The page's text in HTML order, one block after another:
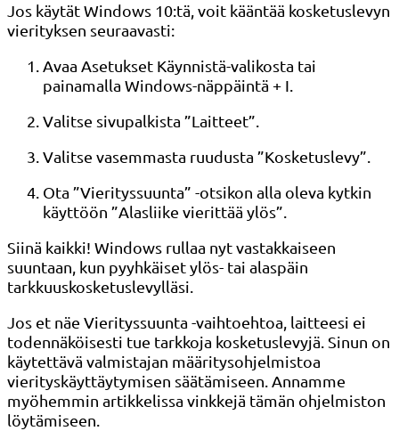
Jos käytät Windows 10:tä, voit kääntää kosketuslevyn
vierityksen seuraavasti:
Avaa Asetukset Käynnistä-valikosta tai
painamalla Windows-näppäintä + I.
Valitse sivupalkista ”Laitteet”.
Valitse vasemmasta ruudusta ”Kosketuslevy”.
Ota ”Vierityssuunta” -otsikon alla oleva kytkin
käyttöön ”Alasliike vierittää ylös”.
Siinä kaikki! Windows rullaa nyt vastakkaiseen
suuntaan, kun pyyhkäiset ylös- tai alaspäin
tarkkuuskosketuslevylläsi.
Jos et näe Vierityssuunta -vaihtoehtoa, laitteesi ei
todennäköisesti tue tarkkoja kosketuslevyjä. Sinun on
käytettävä valmistajan määritysohjelmistoa
vierityskäyttäytymisen säätämiseen. Annamme
myöhemmin artikkelissa vinkkejä tämän ohjelmiston
löytämiseen.